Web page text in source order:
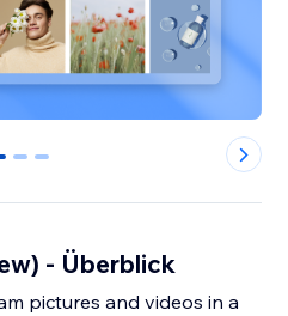
1 2
- Überblick
pictures and videos in a